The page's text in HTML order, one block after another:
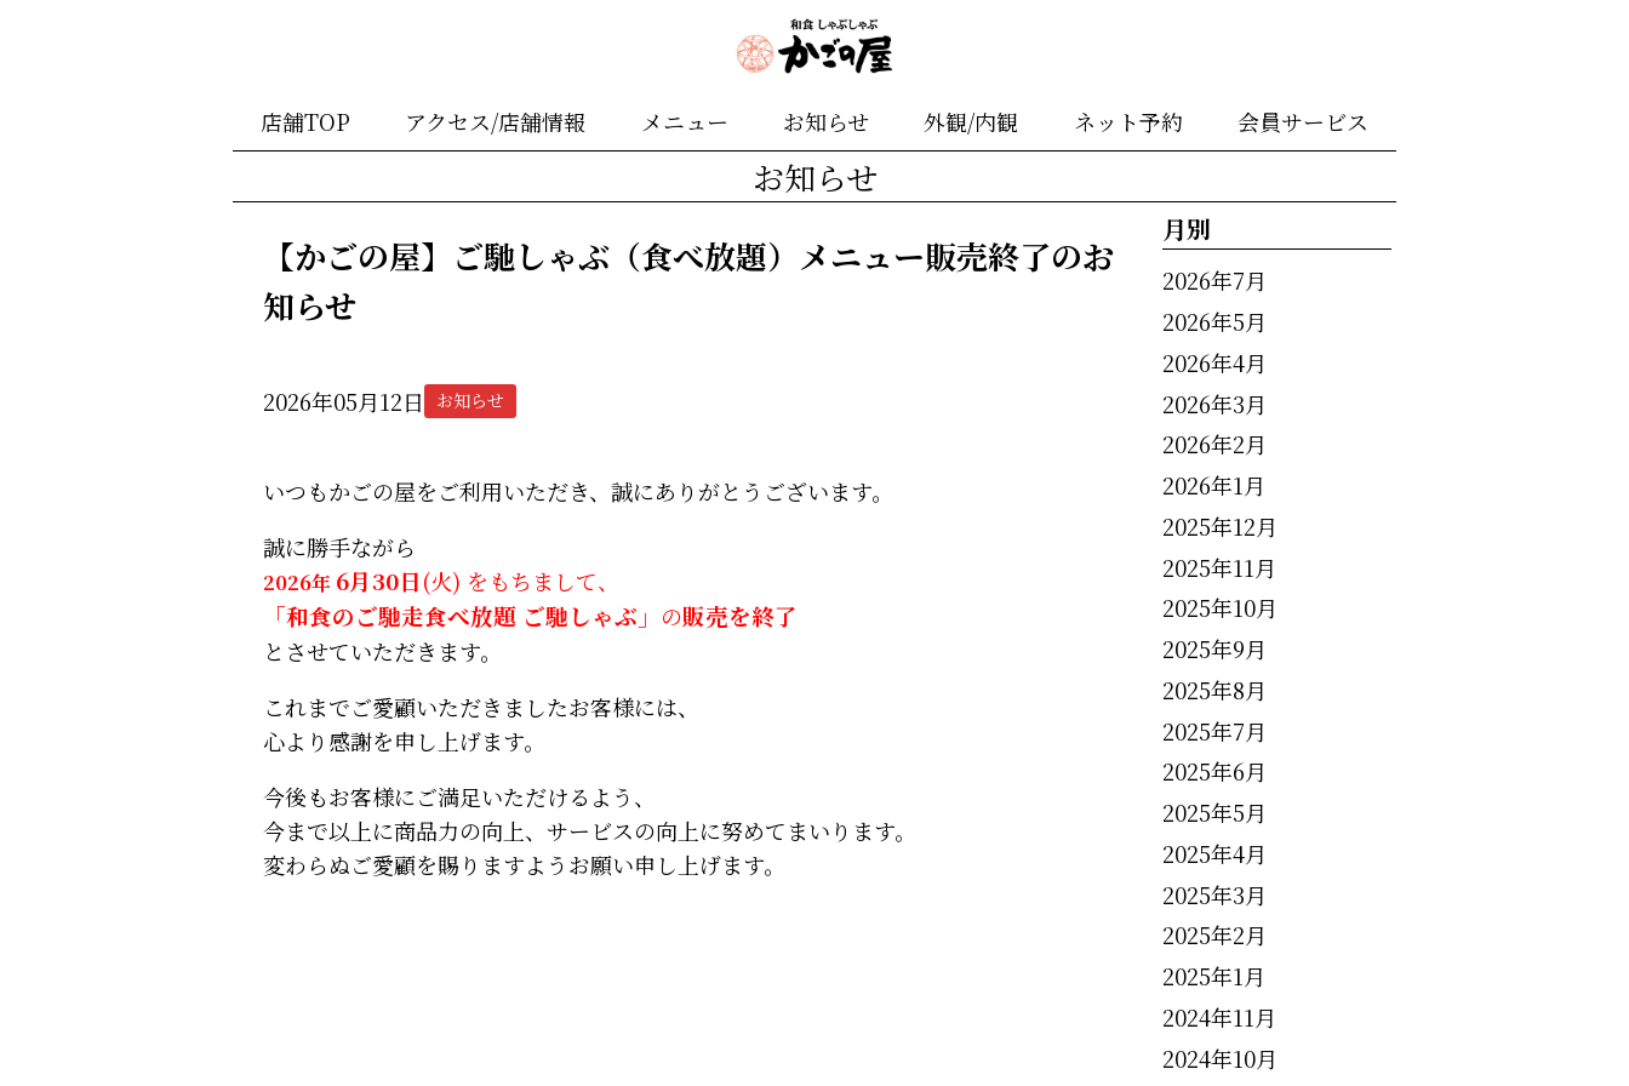
店舗TOP アクセス/店舗情報 メニュー お知らせ 外観/内観 ネット予約 会員サービス
お知らせ
【かごの屋】ご馳しゃぶ（食べ放題）メニュー販売終了のお
知らせ
2026年05月12日 お知らせ
いつもかごの屋をご利用いただき、誠にありがとうございます。
誠に勝手ながら
2026年 6月30日(火) をもちまして、
「和食のご馳走食べ放題 ご馳しゃぶ」 の販売を終了
とさせていただきます。
これまでご愛顧いただきましたお客様には、
心より感謝を申し上げます。
今後もお客様にご満足いただけるよう、
今まで以上に商品力の向上、サービスの向上に努めてまいります。
変わらぬご愛顧を賜りますようお願い申し上げます。
月別
2026年7月
2026年5月
2026年4月
2026年3月
2026年2月
2026年1月
2025年12月
2025年11月
2025年10月
2025年9月
2025年8月
2025年7月
2025年6月
2025年5月
2025年4月
2025年3月
2025年2月
2025年1月
2024年11月
2024年10月